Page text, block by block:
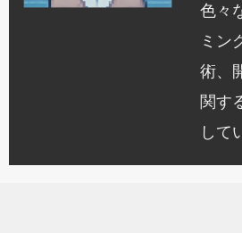
色々
ミン
術、
関す
して